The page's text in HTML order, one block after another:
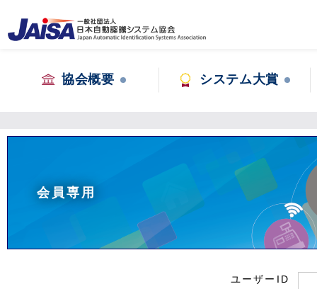
協会概要 システム大賞
会員専用
ユーザーID